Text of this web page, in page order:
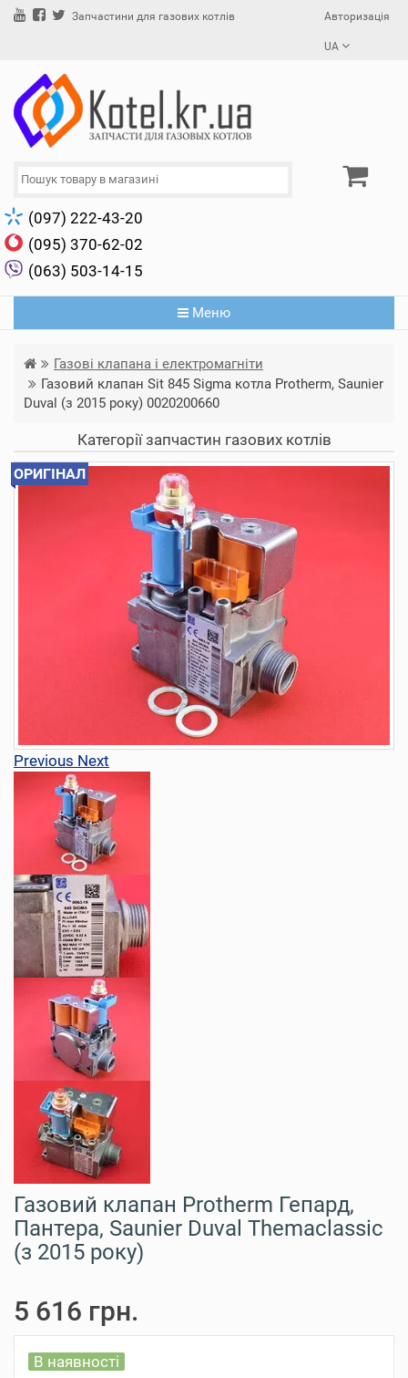
Запчастини для газових котлів Авторизація
UA
(097) 222-43-20
(095) 370-62-02
(063) 503-14-15
Меню
Газові клапана і електромагніти
Газовий клапан Sit 845 Sigma котла Protherm, Saunier
Duval (з 2015 року) 0020200660
Категорії запчастин газових котлів
ОРИГІНАЛ
Previous Next
Газовий клапан Protherm Гепард,
Пантера, Saunier Duval Themaclassic
(з 2015 року)
5 616 грн.
В наявності